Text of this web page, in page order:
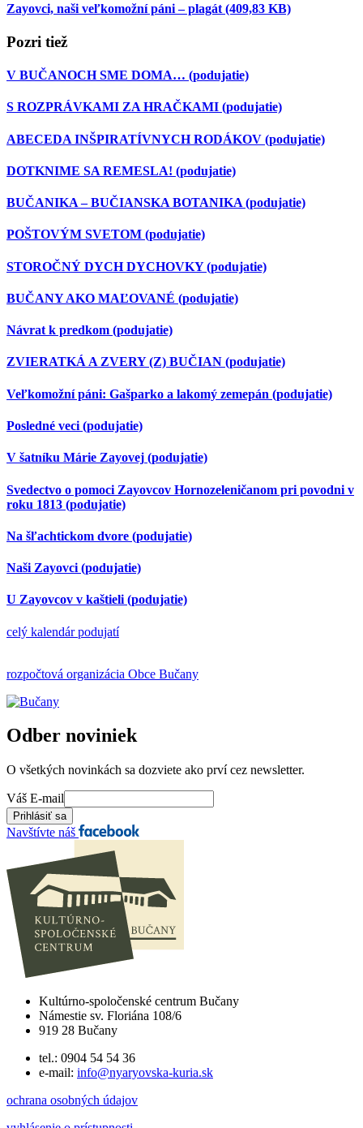
Zayovci, naši veľkomožní páni – plagát (409,83 KB)
Pozri tiež
V BUČANOCH SME DOMA… (podujatie)
S ROZPRÁVKAMI ZA HRAČKAMI (podujatie)
ABECEDA INŠPIRATÍVNYCH RODÁKOV (podujatie)
DOTKNIME SA REMESLA! (podujatie)
BUČANIKA – BUČIANSKA BOTANIKA (podujatie)
POŠTOVÝM SVETOM (podujatie)
STOROČNÝ DYCH DYCHOVKY(podujatie)
BUČANY AKO MAĽOVANÉ (podujatie)
Návrat k predkom (podujatie)
ZVIERATKÁ A ZVERY (Z) BUČIAN (podujatie)
Veľkomožní páni: Gašparko a lakomý zemepán (podujatie)
Posledné veci (podujatie)
V šatníku Márie Zayovej (podujatie)
Svedectvo o pomoci Zayovcov Hornozeleničanom pri povodni v
roku 1813 (podujatie)
Na šľachtickom dvore (podujatie)
Naši Zayovci (podujatie)
U Zayovcov v kaštieli (podujatie)
celý kalendár podujatí
rozpočtová organizácia Obce Bučany
Odber noviniek
O všetkých novinkách sa dozviete ako prví cez newsletter.
Váš E-mail
Navštívte náš
Kultúrno-spoločenské centrum Bučany
Námestie sv. Floriána 108/6
919 28 Bučany
tel.: 0904 54 54 36
e-mail: info@nyaryovska-kuria.sk
ochrana osobných údajov